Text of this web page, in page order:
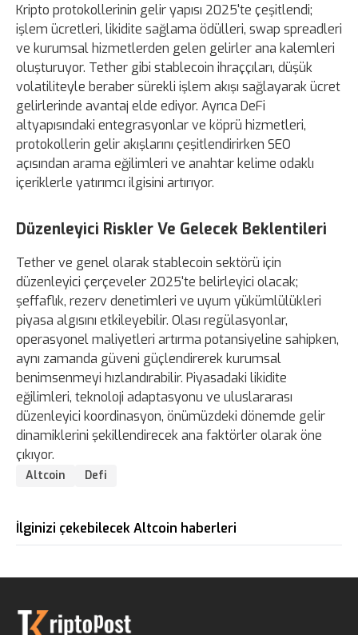
Kripto protokollerinin gelir yapısı 2025'te çeşitlendi;
işlem ücretleri, likidite sağlama ödülleri, swap spreadleri
ve kurumsal hizmetlerden gelen gelirler ana kalemleri
oluşturuyor. Tether gibi stablecoin ihraççıları, düşük
volatiliteyle beraber sürekli işlem akışı sağlayarak ücret
gelirlerinde avantaj elde ediyor. Ayrıca DeFi
altyapısındaki entegrasyonlar ve köprü hizmetleri,
protokollerin gelir akışlarını çeşitlendirirken SEO
açısından arama eğilimleri ve anahtar kelime odaklı
içeriklerle yatırımcı ilgisini artırıyor.
Düzenleyici Riskler Ve Gelecek Beklentileri
Tether ve genel olarak stablecoin sektörü için
düzenleyici çerçeveler 2025'te belirleyici olacak;
şeffaflık, rezerv denetimleri ve uyum yükümlülükleri
piyasa algısını etkileyebilir. Olası regülasyonlar,
operasyonel maliyetleri artırma potansiyeline sahipken,
aynı zamanda güveni güçlendirerek kurumsal
benimsenmeyi hızlandırabilir. Piyasadaki likidite
eğilimleri, teknoloji adaptasyonu ve uluslararası
düzenleyici koordinasyon, önümüzdeki dönemde gelir
dinamiklerini şekillendirecek ana faktörler olarak öne
çıkıyor.
Altcoin Defi
İlginizi çekebilecek Altcoin haberleri